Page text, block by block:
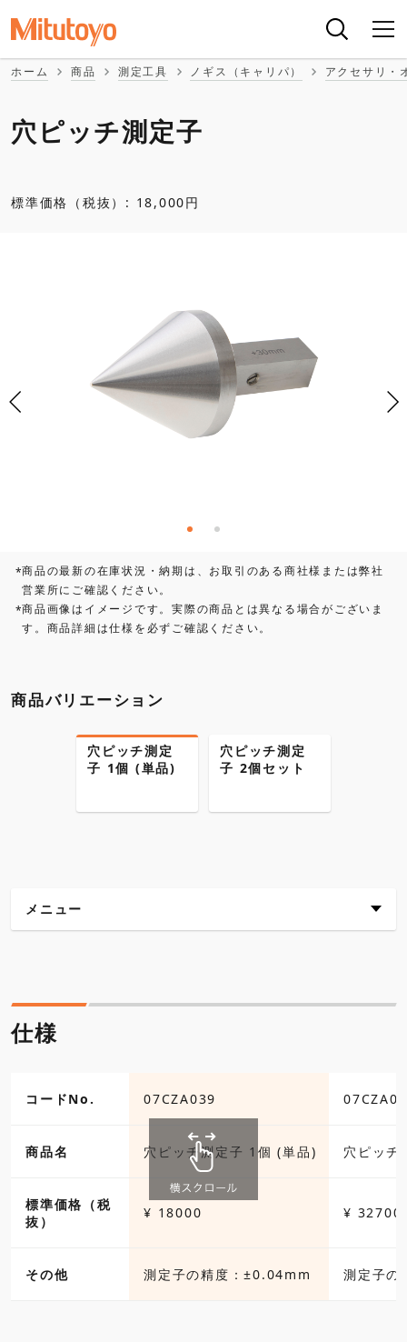
ホーム 商品 測定工具 ノギス（キャリパ） アクセサリ・
穴ピッチ測定子
標準価格（税抜）: 18,000円
*商品の最新の在庫状況・納期は、お取引のある商社様または弊社
営業所にご確認ください。
*商品画像はイメージです。実際の商品とは異なる場合がございま
す。商品詳細は仕様を必ずご確認ください。
商品バリエーション
穴ピッチ測定
子 1個 (単品)
穴ピッチ測定
子 2個セット
メニュー
外観寸法図
各種ダウンロード
仕様
コードNo. 07CZA039
商品名 穴ピッチ測定子 1個 (単品) 穴ピッチ
標準価格（税
抜）
¥ 18000 ¥ 32700
その他 測定子の精度：±0.04mm 測定子